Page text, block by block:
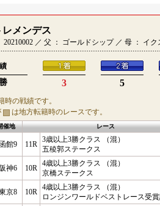
レメンデス
20210002 ／ 父 ： ゴールドシップ ／ 母 ： イ
3 5
の戦績です。
は地方転籍時のレースです。
催地 レース
館9 11R
3歳以上3勝クラス （混）
五稜郭ステークス
神6 10R
4歳以上3勝クラス （混）
京橋ステークス
京8 10R
4歳以上3勝クラス （混）
ロンジンワールドベストレース受